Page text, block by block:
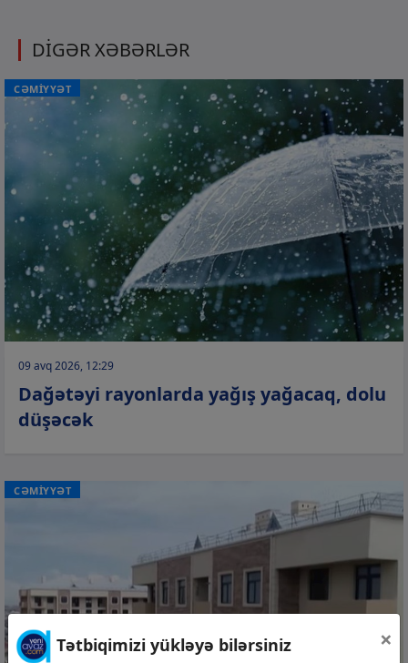
DİGƏR XƏBƏRLƏR
CƏMİYYƏT
09 avq 2026, 12:29
Dağətəyi rayonlarda yağış yağacaq, dolu
düşəcək
CƏMİYYƏT
Tətbiqimizi yükləyə bilərsiniz ×